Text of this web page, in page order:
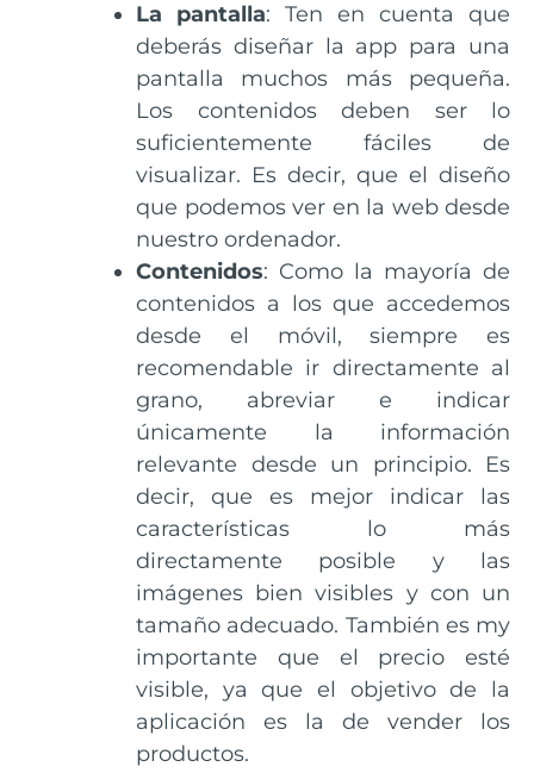
La pantalla: Ten en cuenta que
deberás diseñar la app para una
pantalla muchos más pequeña.
Los contenidos deben ser lo
suficientemente fáciles de
visualizar. Es decir, que el diseño
que podemos ver en la web desde
nuestro ordenador.
Contenidos: Como la mayoría de
contenidos a los que accedemos
desde el móvil, siempre es
recomendable ir directamente al
grano, abreviar e indicar
únicamente la información
relevante desde un principio. Es
decir, que es mejor indicar las
características lo más
directamente posible y las
imágenes bien visibles y con un
tamaño adecuado. También es my
importante que el precio esté
visible, ya que el objetivo de la
aplicación es la de vender los
productos.